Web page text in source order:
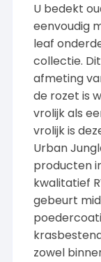
U bedekt
eenvoudig
leaf
collectie.
afmeting
de rozet is
vrolijk als
vrolijk is
Urban
producten
kwalitatief
gebeurt
zowel